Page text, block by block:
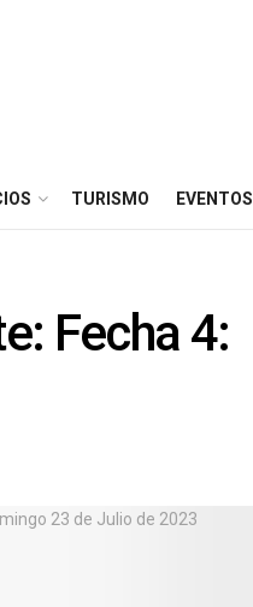
TURISMO EVENTOS
Fecha 4: